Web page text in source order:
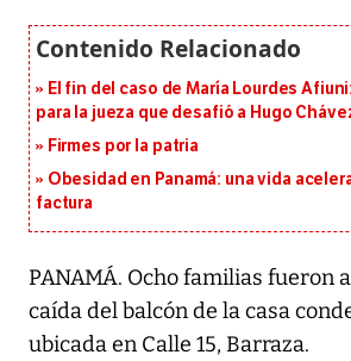
El fin del caso de María Lourdes
para la jueza que desafió a Hugo
Firmes por la patria
Obesidad en Panamá: una vida
factura
PANAMÁ. Ocho familias fueron
caída del balcón de la casa
ubicada en Calle 15, Barraza.